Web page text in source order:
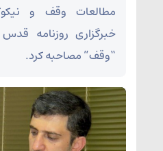
مطالعات وقف و
خبرگزاری روزنامه
“وقف” مصاحبه کرد.